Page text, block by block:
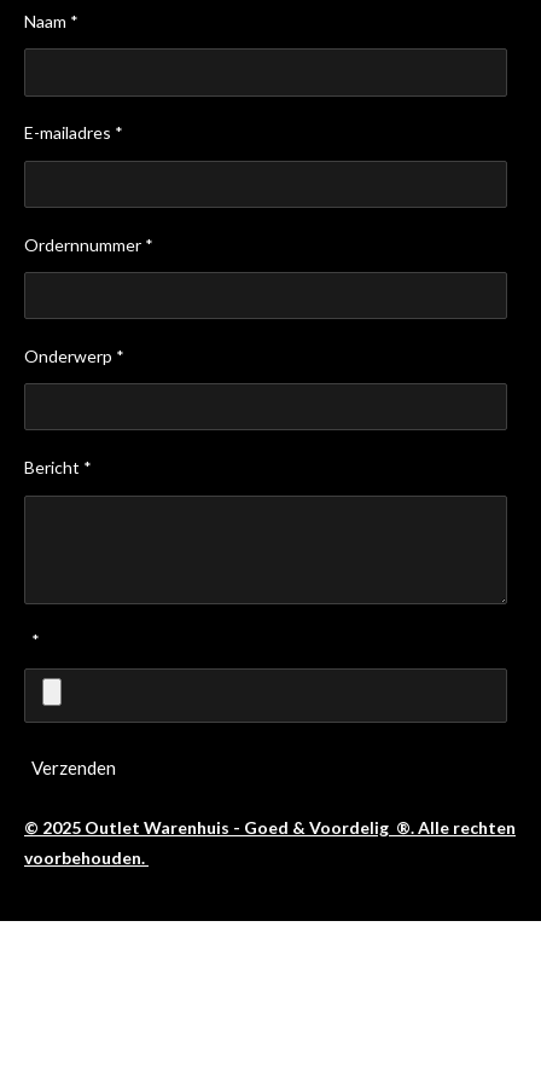
Naam *
E-mailadres *
Ordernnummer *
Onderwerp *
Bericht *
*
Verzenden
© 2025 Outlet Warenhuis - Goed & Voordelig ®. Alle rechten
voorbehouden.